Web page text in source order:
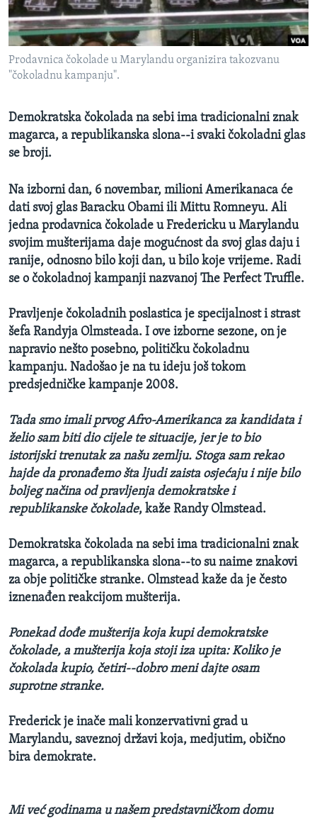
MAGAZIN
O GLASU AMERIKE
Learning English
PRATITE NAS
Jezici
Prodavnica čokolade u Marylandu organizira takozvanu
"čokoladnu kampanju".
Demokratska čokolada na sebi ima tradicionalni znak
magarca, a republikanska slona--i svaki čokoladni glas
se broji.
Na izborni dan, 6 novembar, milioni Amerikanaca će
dati svoj glas Baracku Obami ili Mittu Romneyu. Ali
jedna prodavnica čokolade u Fredericku u Marylandu
svojim mušterijama daje mogućnost da svoj glas daju i
ranije, odnosno bilo koji dan, u bilo koje vrijeme. Radi
se o čokoladnoj kampanji nazvanoj The Perfect Truffle.
Pravljenje čokoladnih poslastica je specijalnost i strast
šefa Randyja Olmsteada. I ove izborne sezone, on je
napravio nešto posebno, političku čokoladnu
kampanju. Nadošao je na tu ideju još tokom
predsjedničke kampanje 2008.
Tada smo imali prvog Afro-Amerikanca za kandidata i
želio sam biti dio cijele te situacije, jer je to bio
istorijski trenutak za našu zemlju. Stoga sam rekao
hajde da pronađemo šta ljudi zaista osjećaju i nije bilo
boljeg načina od pravljenja demokratske i
republikanske čokolade, kaže Randy Olmstead.
Demokratska čokolada na sebi ima tradicionalni znak
magarca, a republikanska slona--to su naime znakovi
za obje političke stranke. Olmstead kaže da je često
iznenađen reakcijom mušterija.
Ponekad dođe mušterija koja kupi demokratske
čokolade, a mušterija koja stoji iza upita: Koliko je
čokolada kupio, četiri--dobro meni dajte osam
suprotne stranke.
Frederick je inače mali konzervativni grad u
Marylandu, saveznoj državi koja, medjutim, obično
bira demokrate.
Mi već godinama u našem predstavničkom domu